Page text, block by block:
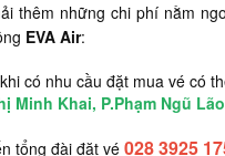
thêm những chi phí nằm
EVA Air:
có nhu cầu đặt mua vé có
Minh Khai, P.Phạm Ngũ
tổng đài đặt vé028 3925